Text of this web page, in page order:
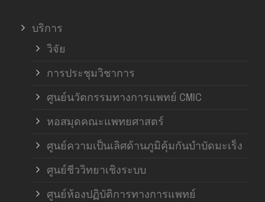
บริการ
วิจัย
การประชุมวิชาการ
ศูนย์นวัตกรรมทางการแพทย์ CMIC
หอสมุดคณะแพทยศาสตร์
ศูนย์ความเป็นเลิศด้านภูมิคุ้มกันบำบัดมะเร็ง
ศูนย์ชีววิทยาเชิงระบบ
ศูนย์ห้องปฏิบัติการทางการแพทย์